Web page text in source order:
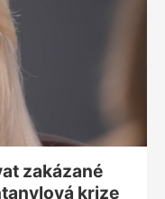
zakázané
krize